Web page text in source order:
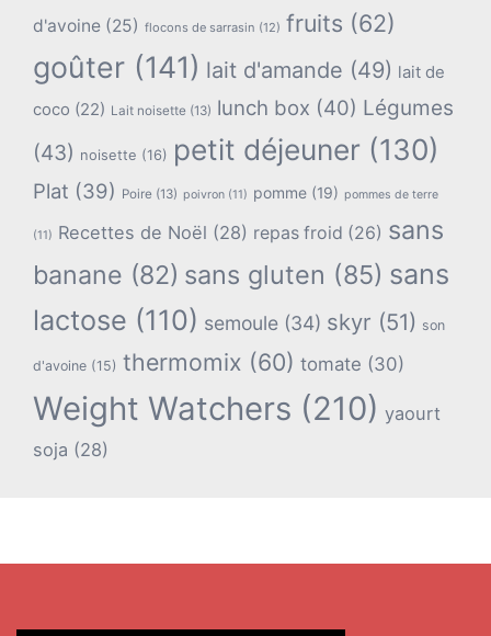
d'avoine (25) flocons de sarrasin (12) fruits (62)
goûter (141) lait d'amande (49) lait de
coco (22) Lait noisette (13) lunch box (40) Légumes
(43) noisette (16) petit déjeuner (130)
Plat (39) Poire (13) poivron (11) pomme (19) pommes de terre
(11) Recettes de Noël (28) repas froid (26) sans
banane (82) sans gluten (85) sans
lactose (110) semoule (34) skyr (51) son
d'avoine (15) thermomix (60) tomate (30)
Weight Watchers (210) yaourt
soja (28)